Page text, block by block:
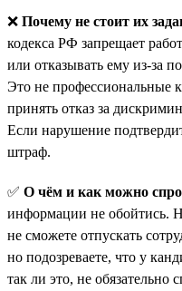
❌ Почему не стоит их
кодекса РФ запрещает
или отказывать ему из-за
Это не профессиональные
принять отказ за
Если нарушение
штраф.
✅ О чём и как можно
информации не обойтись.
не сможете отпускать
но подозреваете, что у
так ли это, не